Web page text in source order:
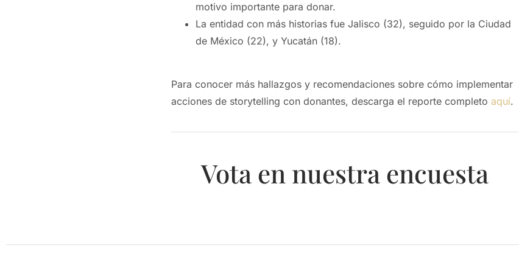
motivo importante para donar.
La entidad con más historias fue Jalisco (32), seguido por la Ciudad
de México (22), y Yucatán (18).
Para conocer más hallazgos y recomendaciones sobre cómo implementar
acciones de storytelling con donantes, descarga el reporte completo aquí.
Vota en nuestra encuesta